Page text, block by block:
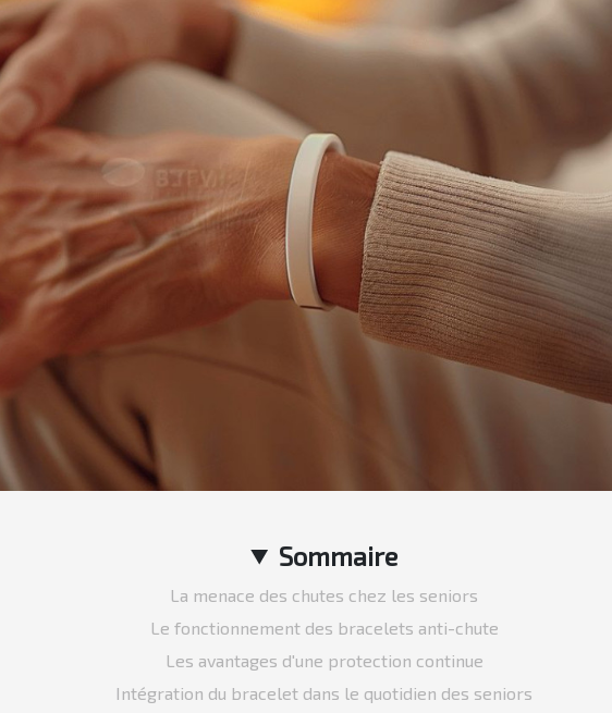
Sommaire
La menace des chutes chez les seniors
Le fonctionnement des bracelets anti-chute
Les avantages d'une protection continue
Intégration du bracelet dans le quotidien des seniors